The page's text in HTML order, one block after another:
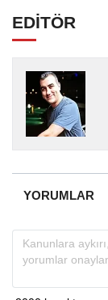
EDİTÖR
YORUMLAR